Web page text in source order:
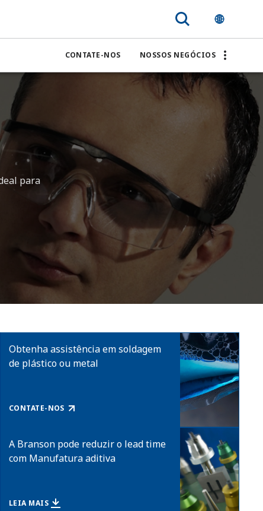
CONTATE-NOS NOSSOS NEGÓCIOS
para
Obtenha assistência em soldagem
de plástico ou metal
CONTATE-NOS
A Branson pode reduzir o lead time
com Manufatura aditiva
LEIA MAIS